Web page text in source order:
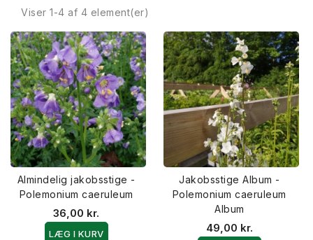
Viser 1-4 af 4 element(er)
Almindelig jakobsstige -
Polemonium caeruleum
36,00 kr.
LÆG I KURV
Jakobsstige Album -
Polemonium caeruleum
Album
49,00 kr.